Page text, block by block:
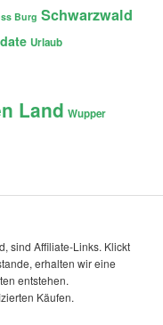
Burg Schwarzwald
Urlaub
Land Wupper
sind Affiliate-Links. Klickt
erhalten wir eine
entstehen.
Käufen.